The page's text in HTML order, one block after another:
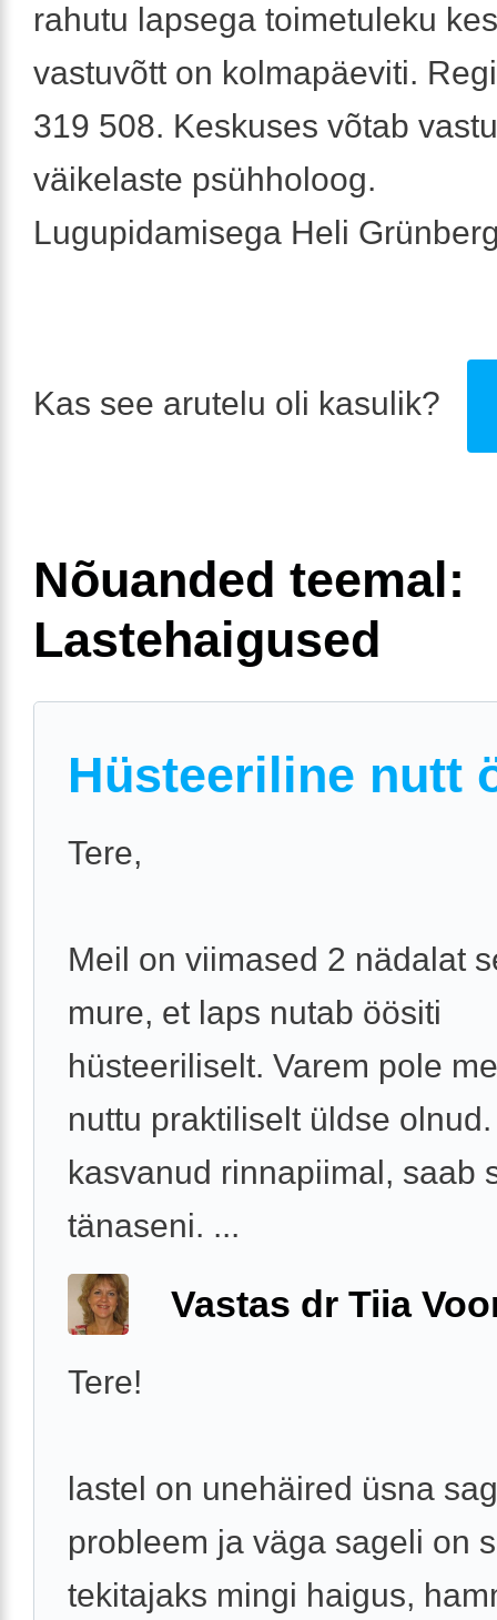
rahutu lapsega toimetuleku
vastuvõtt on kolmapäeviti.
319 508. Keskuses võtab
väikelaste psühholoog.
Lugupidamisega Heli
Kas see arutelu oli kasulik?
Nõuanded teemal:
Lastehaigused
Hüsteeriline nutt
Tere,
Meil on viimased 2 nädalat
mure, et laps nutab öösiti
hüsteeriliselt. Varem pole
nuttu praktiliselt üldse
kasvanud rinnapiimal, saab
tänaseni. ...
Vastas dr Tiia
Tere!
lastel on unehäired üsna
probleem ja väga sageli on
tekitajaks mingi haigus,